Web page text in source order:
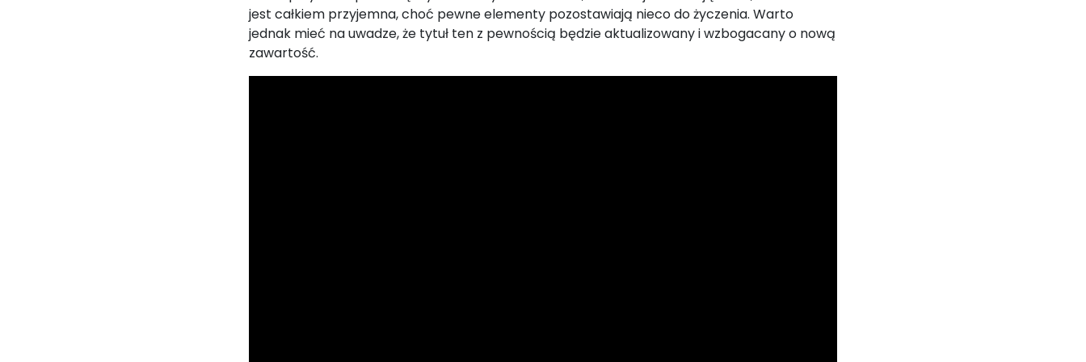
jest całkiem przyjemna, choć pewne elementy pozostawiają nieco do życzenia. Warto
jednak mieć na uwadze, że tytuł ten z pewnością będzie aktualizowany i wzbogacany o nową
zawartość.